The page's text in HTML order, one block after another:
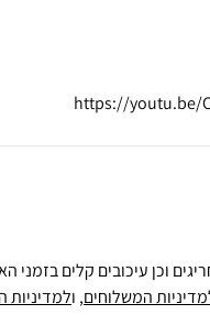
וכן עיכובים קלים בזמני
המשלוחים, ולמדיניות